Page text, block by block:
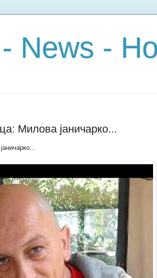
News -
Милова јаничарко...